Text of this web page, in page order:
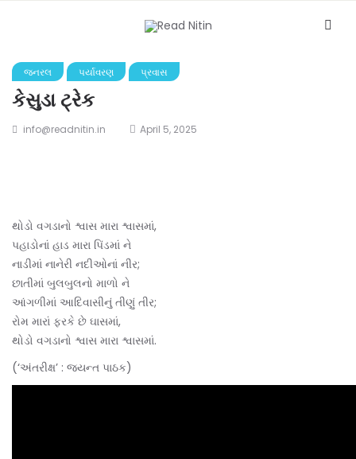
જનરલ પર્યાવરણ પ્રવાસ
કેસુડા ટ્રેક
info@readnitin.in April 5, 2025
થોડો વગડાનો શ્વાસ મારા શ્વાસમાં,
પહાડોનાં હાડ મારા પિંડમાં ને
નાડીમાં નાનેરી નદીઓનાં નીર;
છાતીમાં બુલબુલનો માળો ને
આંગળીમાં આદિવાસીનું તીણું તીર;
રોમ મારાં ફરકે છે ઘાસમાં,
થોડો વગડાનો શ્વાસ મારા શ્વાસમાં.
(‘અંતરીક્ષ’ : જયન્ત પાઠક)